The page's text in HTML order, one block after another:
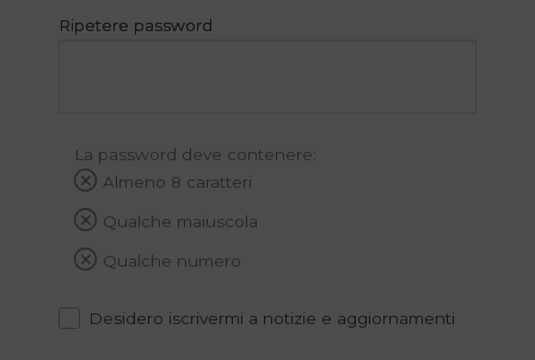
Ripetere password
La password deve contenere:
Almeno 8 caratteri
Qualche maiuscola
Qualche numero
Desidero iscrivermi a notizie e aggiornamenti